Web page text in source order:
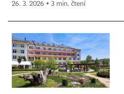
26. 3. 2026 ▪ 3 min. čtení